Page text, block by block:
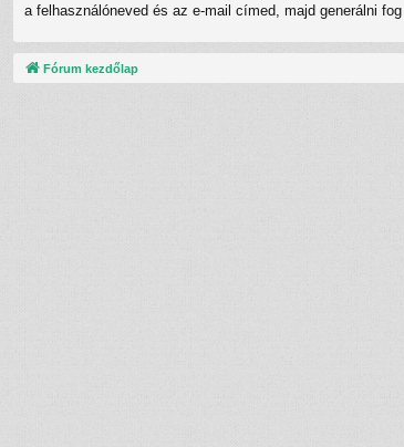
a felhasználóneved és az e-mail címed, majd generálni
Fórum kezdőlap